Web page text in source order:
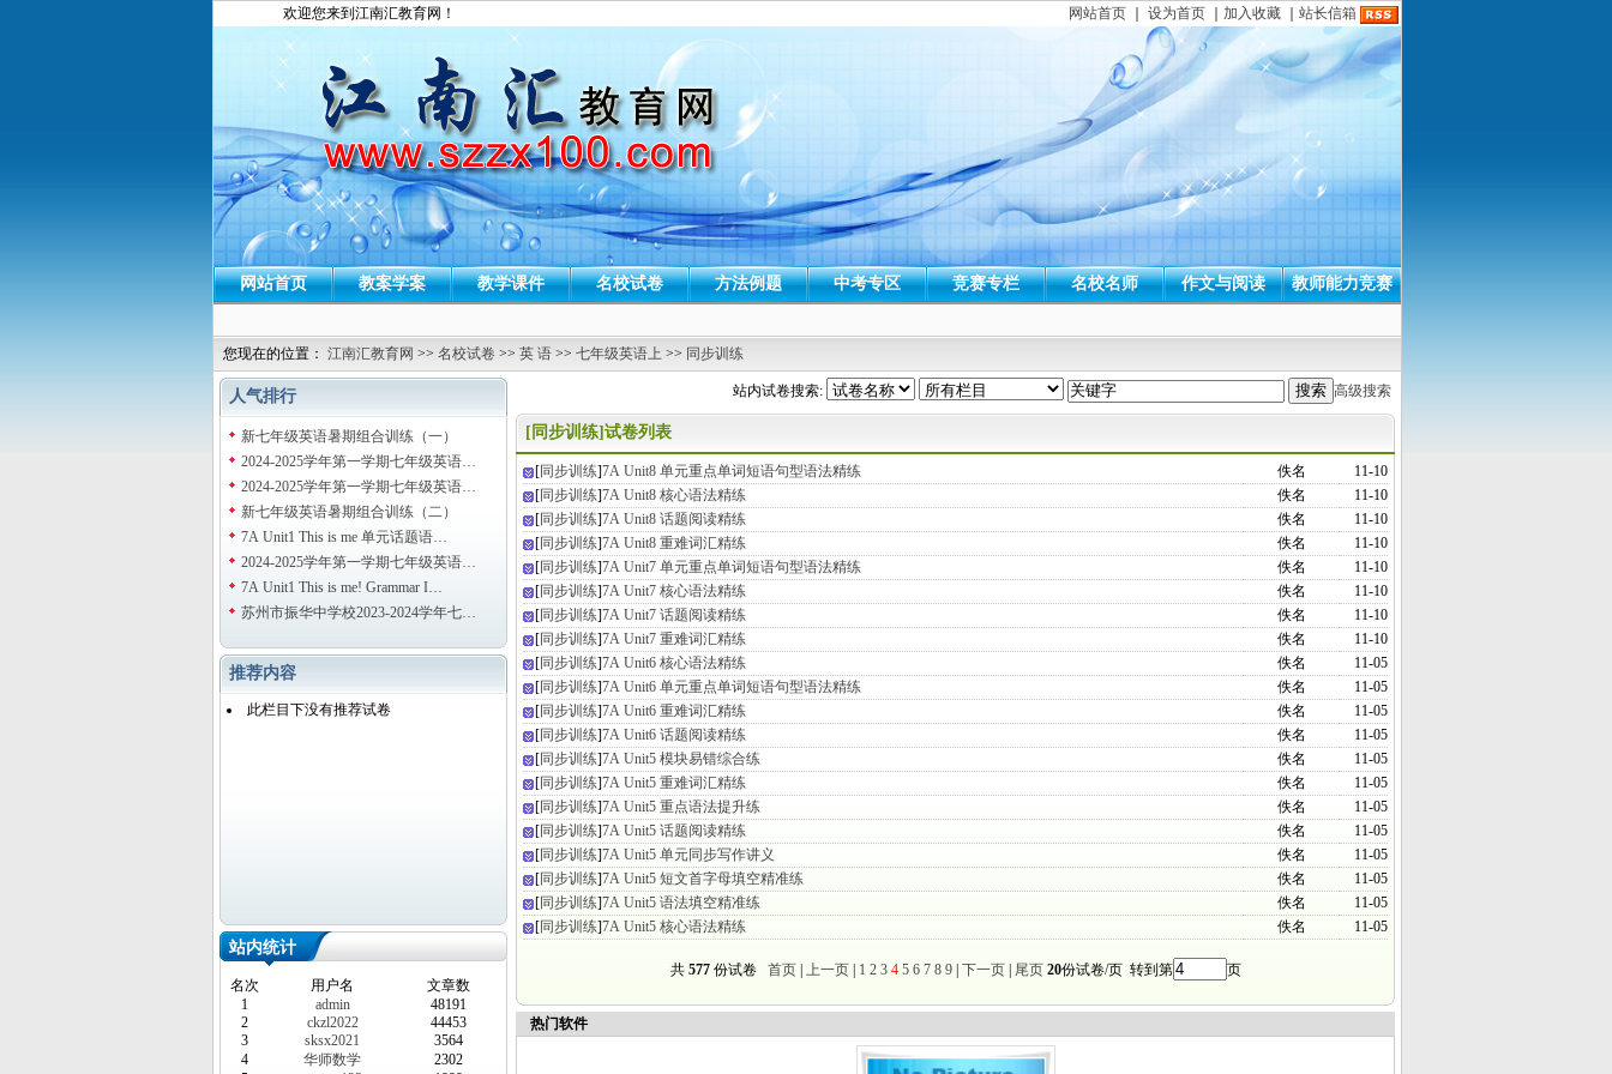
欢迎您来到江南汇教育网！ 网站首页 设为首页 加入收藏 站长信箱
网站首页 教案学案 教学课件 名校试卷 方法例题 中考专区 竞赛专栏 名校名师 作文与阅读 教师能力竞赛
您现在的位置： 江南汇教育网 >> 名校试卷 >> 英 语 >> 七年级英语上 >> 同步训练
站内试卷搜索: 高级搜索
人气排行
新七年级英语暑期组合训练（一）
2024-2025学年第一学期七年级英语…
2024-2025学年第一学期七年级英语…
新七年级英语暑期组合训练（二）
7A Unit1 This is me 单元话题语…
2024-2025学年第一学期七年级英语…
7A Unit1 This is me! Grammar I…
苏州市振华中学校2023-2024学年七…
推荐内容
此栏目下没有推荐试卷
站内统计
名次 用户名
文章数
1
admin
48191
2
ckzl2022
44453
3
sksx2021
3564
4
华师数学
2302
[同步训练]试卷列表
[同步训练]7A Unit8 单元重点单词短语句型语法精练 佚名
11-10
[同步训练]7A Unit8 核心语法精练 佚名
11-10
[同步训练]7A Unit8 话题阅读精练 佚名
11-10
[同步训练]7A Unit8 重难词汇精练 佚名
11-10
[同步训练]7A Unit7 单元重点单词短语句型语法精练 佚名
11-10
[同步训练]7A Unit7 核心语法精练 佚名
11-10
[同步训练]7A Unit7 话题阅读精练 佚名
11-10
[同步训练]7A Unit7 重难词汇精练 佚名
11-10
[同步训练]7A Unit6 核心语法精练 佚名
11-05
[同步训练]7A Unit6 单元重点单词短语句型语法精练 佚名
11-05
[同步训练]7A Unit6 重难词汇精练 佚名
11-05
[同步训练]7A Unit6 话题阅读精练 佚名
11-05
[同步训练]7A Unit5 模块易错综合练 佚名
11-05
[同步训练]7A Unit5 重难词汇精练 佚名
11-05
[同步训练]7A Unit5 重点语法提升练 佚名
11-05
[同步训练]7A Unit5 话题阅读精练 佚名
11-05
[同步训练]7A Unit5 单元同步写作讲义 佚名
11-05
[同步训练]7A Unit5 短文首字母填空精准练 佚名
11-05
[同步训练]7A Unit5 语法填空精准练 佚名
11-05
[同步训练]7A Unit5 核心语法精练 佚名 11-05
共 577份试卷 首页| 上一页| 1 2 3 4 5 6 7 8 9| 下一页| 尾页 20份试卷/页 转到第 页
热门软件